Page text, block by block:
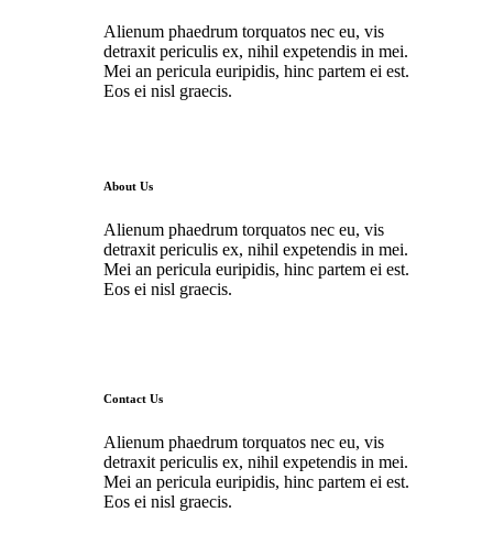
Alienum phaedrum torquatos nec eu, vis
detraxit periculis ex, nihil expetendis in mei.
Mei an pericula euripidis, hinc partem ei est.
Eos ei nisl graecis.
About Us
Alienum phaedrum torquatos nec eu, vis
detraxit periculis ex, nihil expetendis in mei.
Mei an pericula euripidis, hinc partem ei est.
Eos ei nisl graecis.
Contact Us
Alienum phaedrum torquatos nec eu, vis
detraxit periculis ex, nihil expetendis in mei.
Mei an pericula euripidis, hinc partem ei est.
Eos ei nisl graecis.